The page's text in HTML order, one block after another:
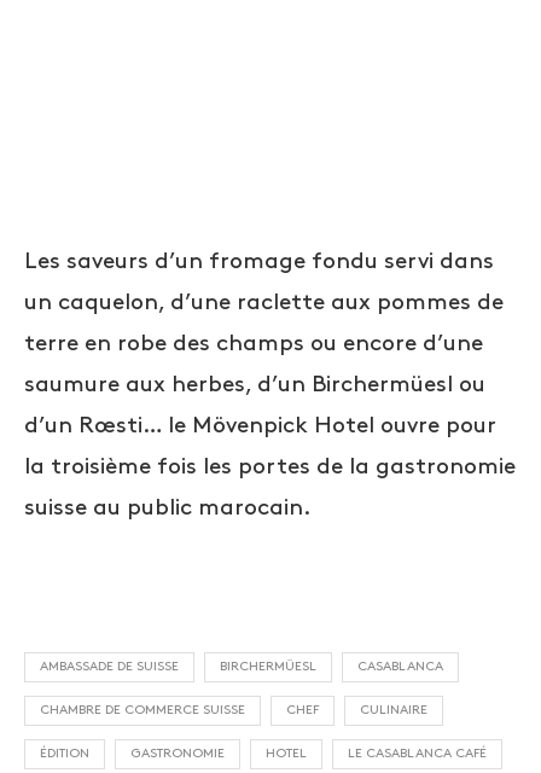
Les saveurs d’un fromage fondu servi dans
un caquelon, d’une raclette aux pommes de
terre en robe des champs ou encore d’une
saumure aux herbes, d’un Birchermüesl ou
d’un Rœsti… le Mövenpick Hotel ouvre pour
la troisième fois les portes de la gastronomie
suisse au public marocain.
AMBASSADE DE SUISSE BIRCHERMÜESL CASABLANCA
CHAMBRE DE COMMERCE SUISSE CHEF CULINAIRE
ÉDITION GASTRONOMIE HOTEL LE CASABLANCA CAFÉ